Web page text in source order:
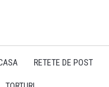
RETETE DE POST